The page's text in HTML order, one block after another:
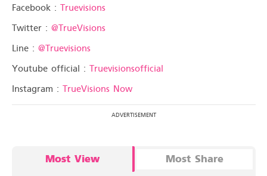
Facebook : Truevisions
Twitter : @TrueVisions
Line : @Truevisions
Youtube official : Truevisionsofficial
Instagram : TrueVisions Now
Most View Most Share